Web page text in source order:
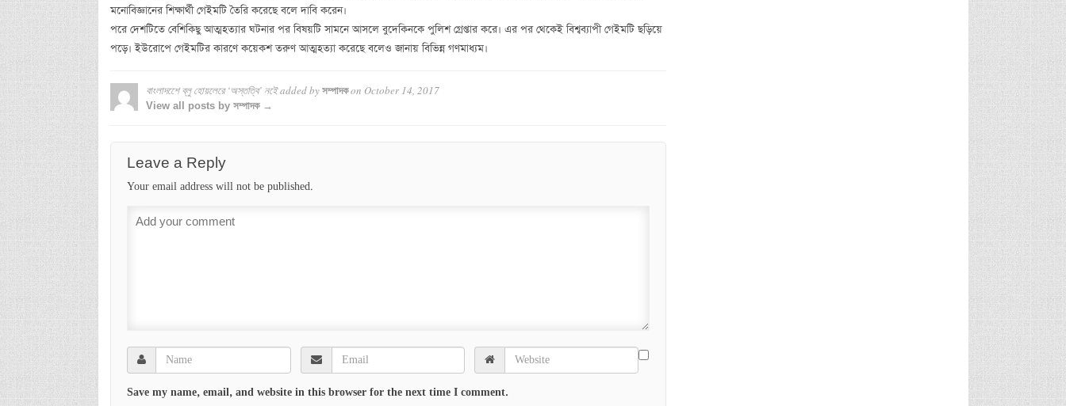
মনোবিজ্ঞানের শিক্ষার্থী গেইমটি তৈরি করেছে বলে দাবি করেন।
পরে দেশটিতে বেশিকিছু আত্মহত্যার ঘটনার পর বিষয়টি সামনে আসলে বুদেকিনকে পুলিশ গ্রেপ্তার করে। এর পর থেকেই বিশ্বব্যাপী গেইমটি ছড়িয়ে
পড়ে। ইউরোপে গেইমটির কারণে কয়েকশ তরুণ আত্মহত্যা করেছে বলেও জানায় বিভিন্ন গণমাধ্যম।
বাংলাদশেে ব্লু হোয়লেরে ‘অস্তত্বি’ নইেadded by সম্পাদকon October 14, 2017
View all posts by সম্পাদক →
Leave a Reply
Your email address will not be published.
Save my name, email, and website in this browser for the next time I comment.